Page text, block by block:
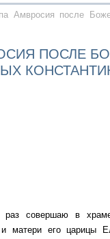
Амвросия после
ПОСЛЕ
совершаю в
и матери его царицы